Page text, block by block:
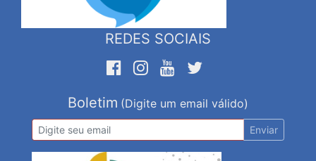
REDES SOCIAIS
Boletim (Digite um email válido)
Enviar